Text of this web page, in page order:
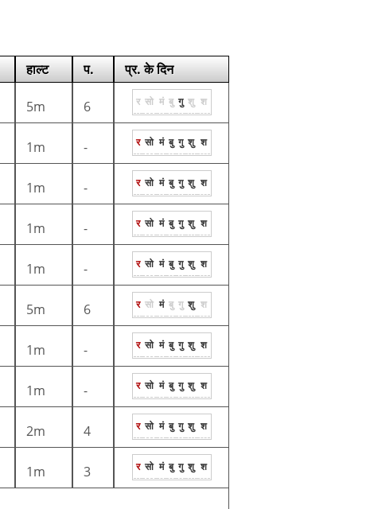
हाल्ट प. प्र. के दिन
5m 6 र सो मं बु गु शु श
1m - र सो मं बु गु शु श
1m - र सो मं बु गु शु श
1m - र सो मं बु गु शु श
1m - र सो मं बु गु शु श
5m 6 र सो मं बु गु शु श
1m - र सो मं बु गु शु श
1m - र सो मं बु गु शु श
2m 4 र सो मं बु गु शु श
1m 3 र सो मं बु गु शु श